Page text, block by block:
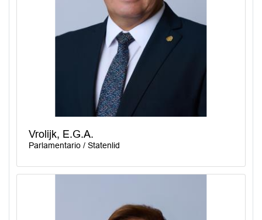
Vrolijk, E.G.A.
Parlamentario / Statenlid